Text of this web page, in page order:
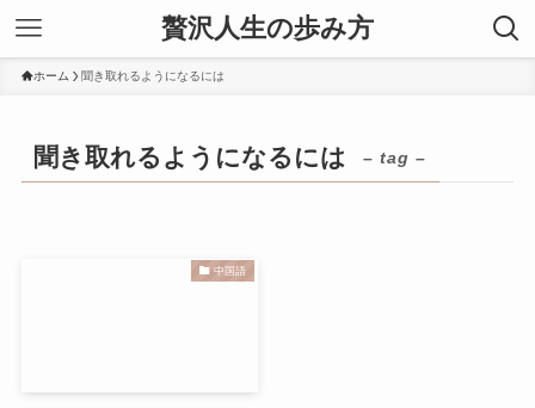
贅沢人生の歩み方
ホーム 聞き取れるようになるには
聞き取れるようになるには – tag –
中国語